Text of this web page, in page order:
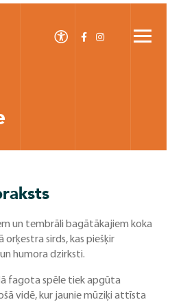
un tembrāli bagātākajiem koka
sirds, kas piešķir
humora dzirksti.
fagota spēle tiek apgūta
vidē, kur jaunie mūziķi attīsta